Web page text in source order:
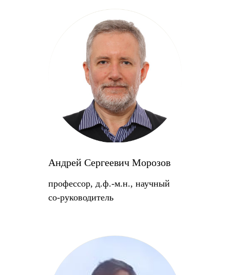
Андрей Сергеевич Морозов
профессор, д.ф.-м.н., научный
со-руководитель